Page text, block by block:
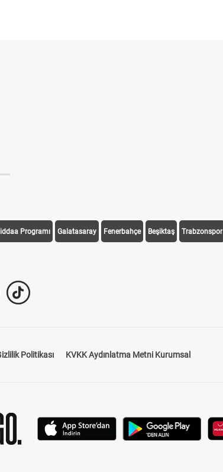
iddaa Programı Galatasaray Fenerbahçe Beşiktaş Trabzonspor
Politikası KVKK Aydınlatma Metni Kurumsal